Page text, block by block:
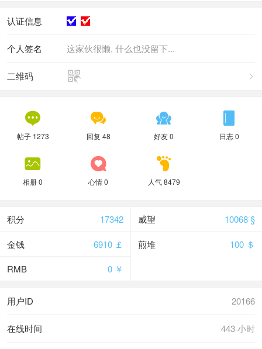
认证信息
这家伙很懒, 什么也没留下...
个人签名


二维码

帖子 1273

回复 48

好友 0

日志 0

相册 0

心情 0

人气 8479
17342
积分 10068 §
威望
6910 ￡
金钱 100 ＄
煎堆
0 ￥
RMB
20166
用户ID
443 小时
在线时间